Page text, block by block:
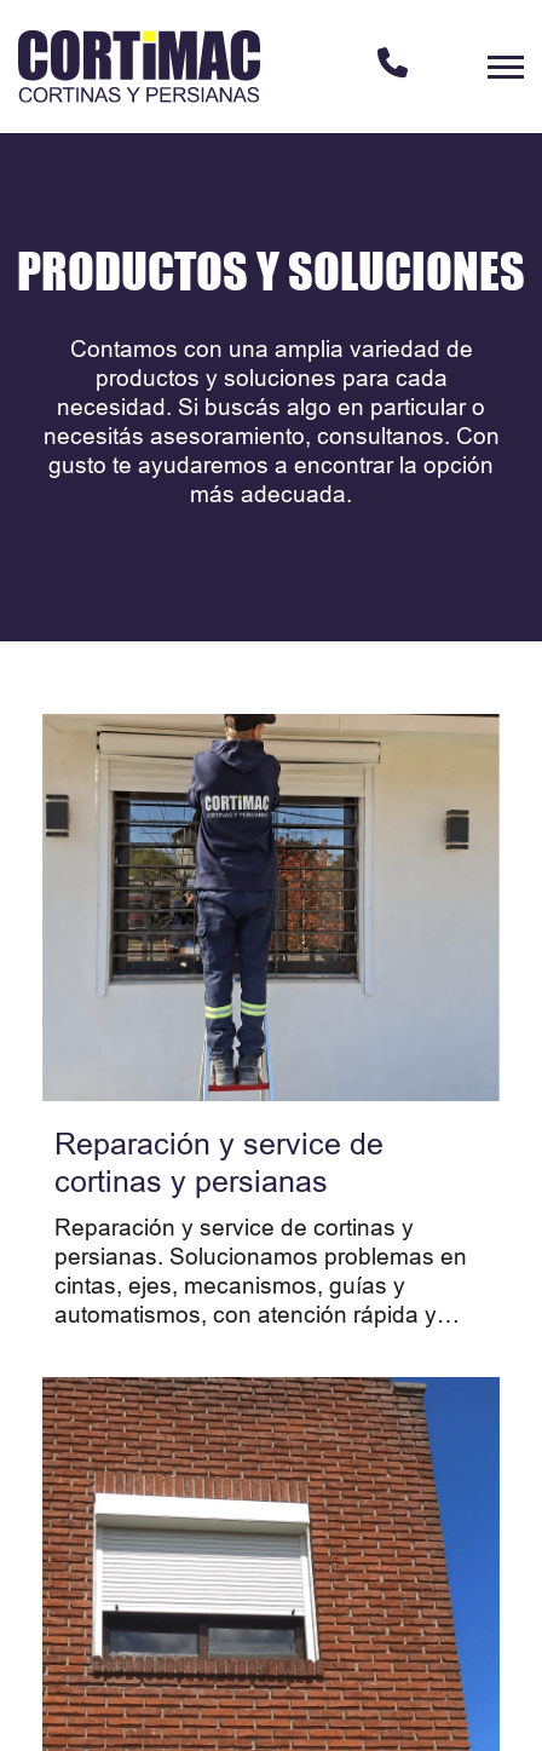
PRODUCTOS Y SOLUCIONES
Contamos con una amplia variedad de
productos y soluciones para cada
necesidad. Si buscás algo en particular o
necesitás asesoramiento, consultanos. Con
gusto te ayudaremos a encontrar la opción
más adecuada.
Reparación y service de
cortinas y persianas
Reparación y service de cortinas y
persianas. Solucionamos problemas en
cintas, ejes, mecanismos, guías y
automatismos, con atención rápida y